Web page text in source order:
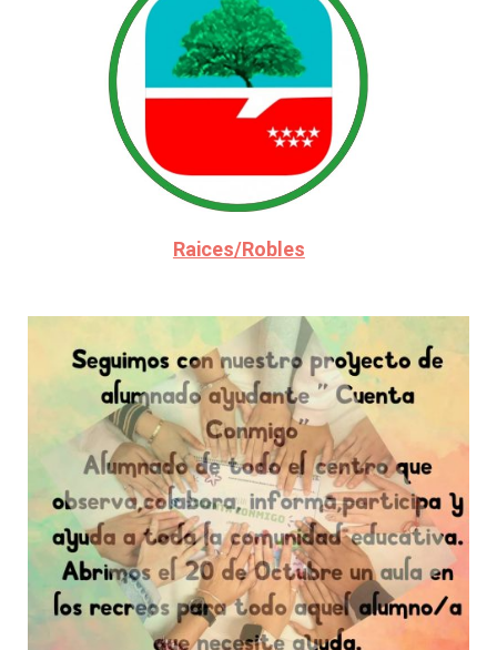
Raices/Robles